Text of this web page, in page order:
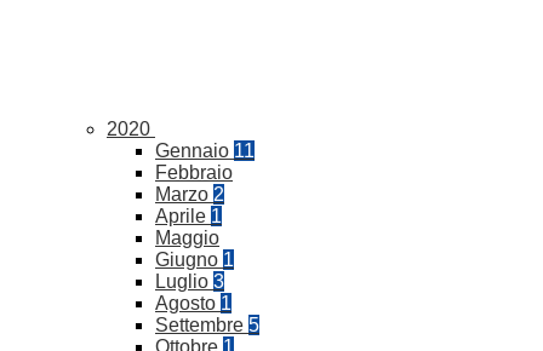
2020
Gennaio 11
Febbraio
Marzo 2
Aprile 1
Maggio
Giugno 1
Luglio 3
Agosto 1
Settembre 5